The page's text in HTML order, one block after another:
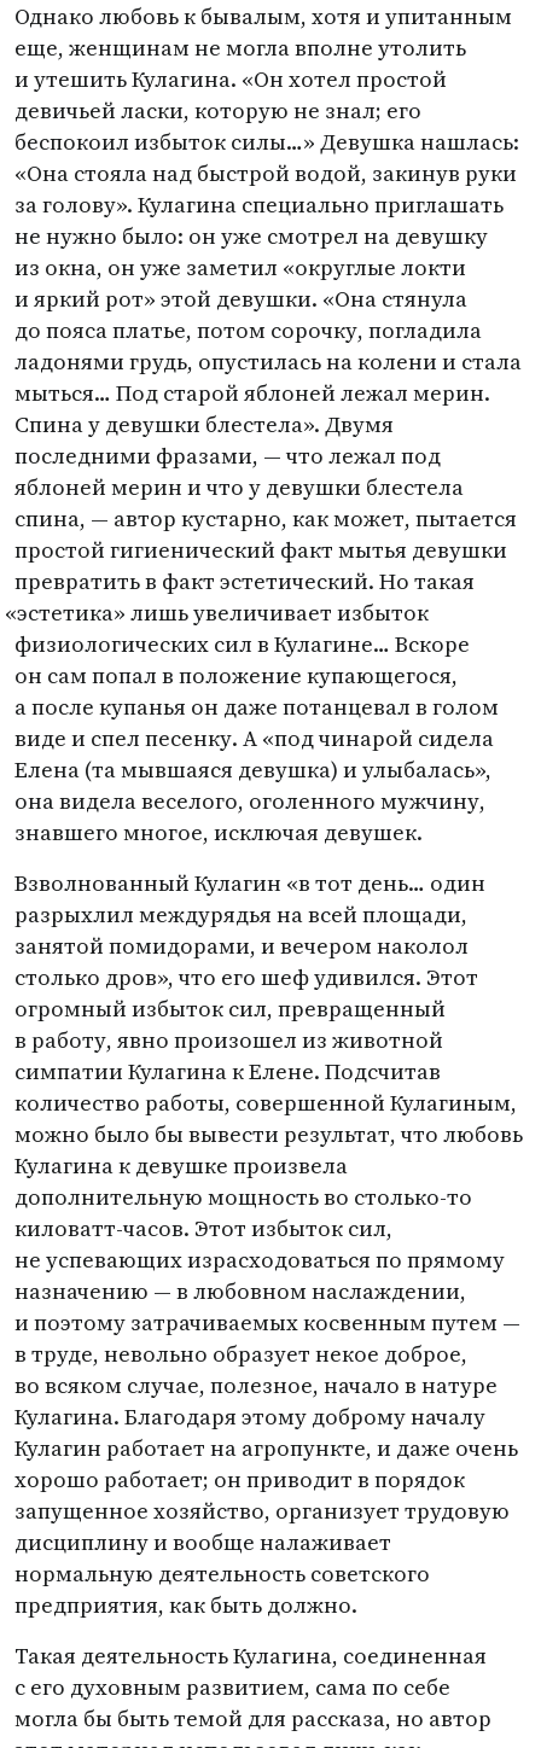
Однако любовь к бывалым, хотя и упитанным
еще, женщинам не могла вполне утолить
и утешить Кулагина. «Он хотел простой
девичьей ласки, которую не знал; его
беспокоил избыток силы…» Девушка нашлась:
«Она стояла над быстрой водой, закинув руки
за голову». Кулагина специально приглашать
не нужно было: он уже смотрел на девушку
из окна, он уже заметил «округлые локти
и яркий рот» этой девушки. «Она стянула
до пояса платье, потом сорочку, погладила
ладонями грудь, опустилась на колени и стала
мыться… Под старой яблоней лежал мерин.
Спина у девушки блестела». Двумя
последними фразами, — что лежал под
яблоней мерин и что у девушки блестела
спина, — автор кустарно, как может, пытается
простой гигиенический факт мытья девушки
превратить в факт эстетический. Но такая
«эстетика» лишь увеличивает избыток
физиологических сил в Кулагине… Вскоре
он сам попал в положение купающегося,
а после купанья он даже потанцевал в голом
виде и спел песенку. А «под чинарой сидела
Елена (та мывшаяся девушка) и улыбалась»,
она видела веселого, оголенного мужчину,
знавшего многое, исключая девушек.
Взволнованный Кулагин «в тот день… один
разрыхлил междурядья на всей площади,
занятой помидорами, и вечером наколол
столько дров», что его шеф удивился. Этот
огромный избыток сил, превращенный
в работу, явно произошел из животной
симпатии Кулагина к Елене. Подсчитав
количество работы, совершенной Кулагиным,
можно было бы вывести результат, что любовь
Кулагина к девушке произвела
дополнительную мощность во столько-то
киловатт-часов. Этот избыток сил,
не успевающих израсходоваться по прямому
назначению — в любовном наслаждении,
и поэтому затрачиваемых косвенным путем —
в труде, невольно образует некое доброе,
во всяком случае, полезное, начало в натуре
Кулагина. Благодаря этому доброму началу
Кулагин работает на агропункте, и даже очень
хорошо работает; он приводит в порядок
запущенное хозяйство, организует трудовую
дисциплину и вообще налаживает
нормальную деятельность советского
предприятия, как быть должно.
Такая деятельность Кулагина, соединенная
с его духовным развитием, сама по себе
могла бы быть темой для рассказа, но автор